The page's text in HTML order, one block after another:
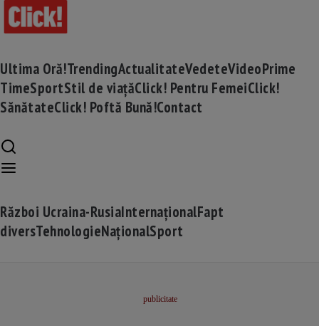
Ultima Oră!TrendingActualitateVedeteVideoPrime
TimeSportStil de viațăClick! Pentru FemeiClick!
SănătateClick! Poftă Bună!Contact
Război Ucraina-RusiaInternaționalFapt
diversTehnologieNaționalSport